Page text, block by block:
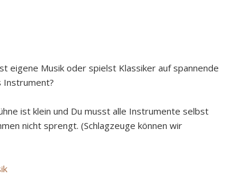
eigene Musik oder spielst Klassiker auf spannende
Instrument?
ist klein und Du musst alle Instrumente selbst
nicht sprengt. (Schlagzeuge können wir